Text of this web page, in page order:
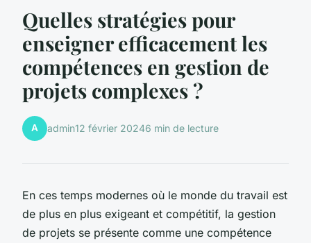
Quelles stratégies pour
enseigner efficacement les
compétences en gestion de
projets complexes ?
A admin12 février 20246 min de lecture
En ces temps modernes où le monde du travail est
de plus en plus exigeant et compétitif, la gestion
de projets se présente comme une compétence